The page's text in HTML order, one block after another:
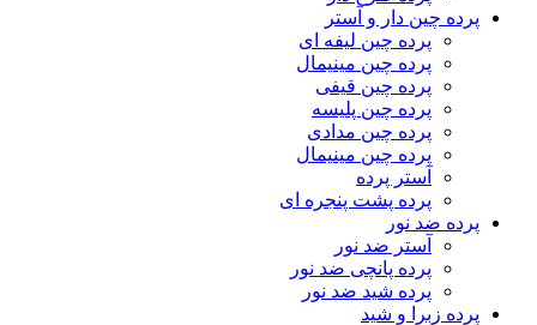
پرده چین دار و آستر
پرده چین لیفه ای
پرده چین مینیمال
پرده چین قیفی
پرده چین پلیسه
پرده چین مدادی
پرده چین مینیمال
آستر پرده
پرده پشت پنجره ای
پرده ضد نور
آستر ضد نور
پرده پانچی ضد نور
پرده شید ضد نور
پرده زبرا و شید